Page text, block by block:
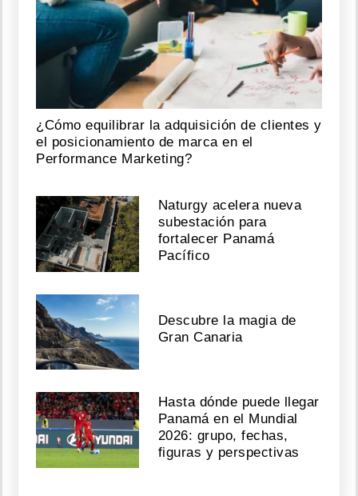
¿Cómo equilibrar la adquisición de clientes y
el posicionamiento de marca en el
Performance Marketing?
Naturgy acelera nueva
subestación para
fortalecer Panamá
Pacífico
Descubre la magia de
Gran Canaria
Hasta dónde puede llegar
Panamá en el Mundial
2026: grupo, fechas,
figuras y perspectivas